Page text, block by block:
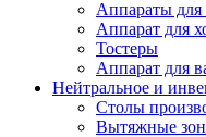
Аппараты для
Аппарат для
Тостеры
Аппарат для
Нейтральное и
Столы
Вытяжные